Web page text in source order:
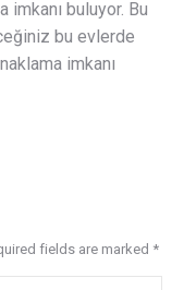
imkanı buluyor. Bu
bu evlerde
imkanı
fields are marked *